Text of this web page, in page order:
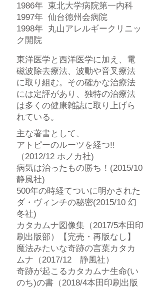
1986年 東北大学病院第一内科
1997年 仙台徳州会病院
1998年 丸山アレルギークリニッ
ク開院
東洋医学と西洋医学に加え、電
磁波除去療法、波動や音叉療法
に取り組む。その確かな治療法
には定評があり、独特の治療法
は多くの健康雑誌に取り上げら
れている。
主な著書として、
アトピーのルーツを経つ!!
（2012/12 ホノカ社)
病気は治ったもの勝ち！(2015/10
静風社)
500年の時経てついに明かされた
ダ・ヴィンチの秘密(2015/10 幻
冬社)
カタカムナ図像集（2017/5本田印
刷出版部）【完売・再版なし】
魔法みたいな奇跡の言葉カタカ
ムナ（2017/12 静風社）
奇跡が起こるカタカムナ生命(い
のち)の書（2018/4本田印刷出版